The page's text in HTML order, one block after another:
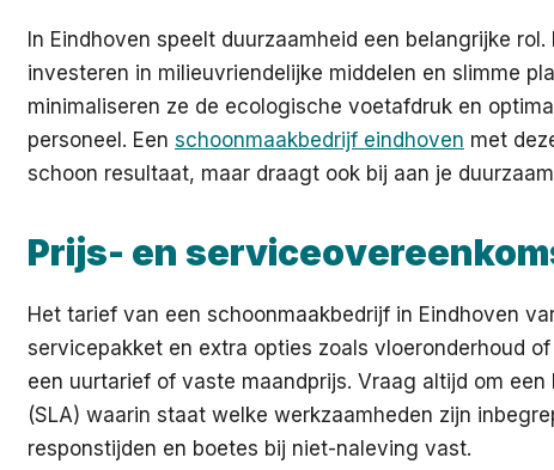
In Eindhoven speelt duurzaamheid een belangrijke
investeren in milieuvriendelijke middelen en slimme
minimaliseren ze de ecologische voetafdruk en
personeel. Een schoonmaakbedrijf eindhoven met
schoon resultaat, maar draagt ook bij aan je
Prijs- en
Het tarief van een schoonmaakbedrijf in Eindhoven
servicepakket en extra opties zoals vloeronderhoud
een uurtarief of vaste maandprijs. Vraag altijd om
(SLA) waarin staat welke werkzaamheden zijn
responstijden en boetes bij niet-naleving vast.